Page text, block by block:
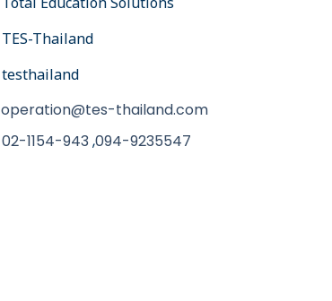
TES-Thailand
testhailand
operation@tes-thailand.com
02-1154-943,094-9235547